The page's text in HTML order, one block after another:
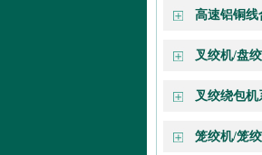
高速铝铜线
叉绞机/盘
叉绞绕包机
笼绞机/笼